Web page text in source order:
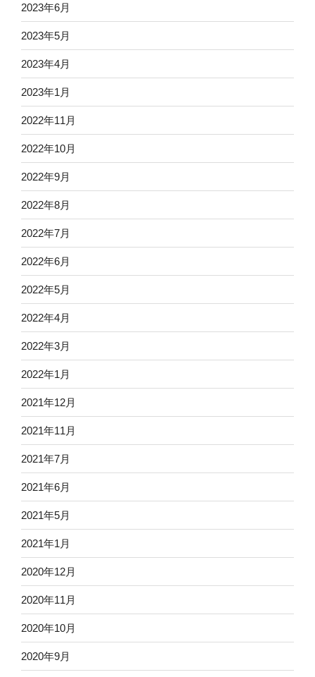
2023年6月
2023年5月
2023年4月
2023年1月
2022年11月
2022年10月
2022年9月
2022年8月
2022年7月
2022年6月
2022年5月
2022年4月
2022年3月
2022年1月
2021年12月
2021年11月
2021年7月
2021年6月
2021年5月
2021年1月
2020年12月
2020年11月
2020年10月
2020年9月